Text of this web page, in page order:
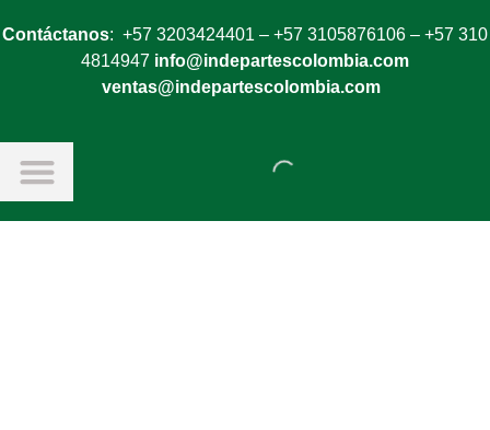
Contáctanos: +57 3203424401 – +57 3105876106 – +57 310
4814947 info@indepartescolombia.com
ventas@indepartescolombia.com